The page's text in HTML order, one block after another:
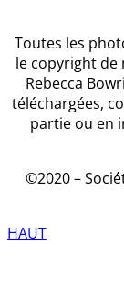
Toutes les
le copyright de
Rebecca
téléchargées,
partie ou en
©2020 –
HAUT